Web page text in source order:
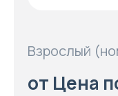
Взрослый
от Цена